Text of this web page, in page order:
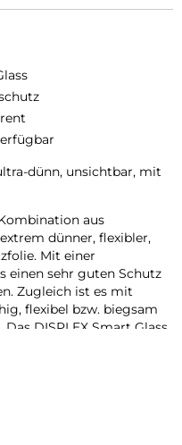
dünn, unsichtbar, mit
aus
dünner, flexibler,
Mit einer
einen sehr guten Schutz
Zugleich ist es mit
flexibel bzw. biegsam
DISPLEX Smart Glass
in unserer
– Made in Germany. Die
und
garantiert.